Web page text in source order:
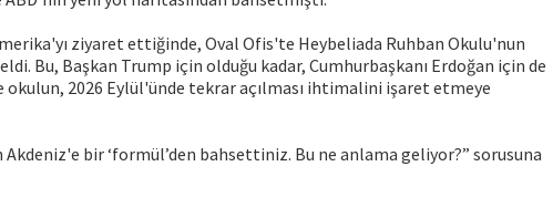
ziyaret ettiğinde, Oval Ofis'te Heybeliada Ruhban Okulu'nun
Bu, Başkan Trump için olduğu kadar, Cumhurbaşkanı Erdoğan için de
okulun, 2026 Eylül'ünde tekrar açılması ihtimalini işaret etmeye
bir ‘formül’den bahsettiniz. Bu ne anlama geliyor?” sorusuna